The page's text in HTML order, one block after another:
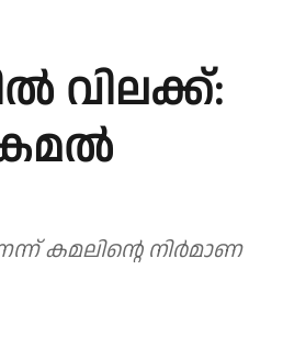
വിലക്ക്:
കമൽ
കമലിൻ്റെ നിർമാണ